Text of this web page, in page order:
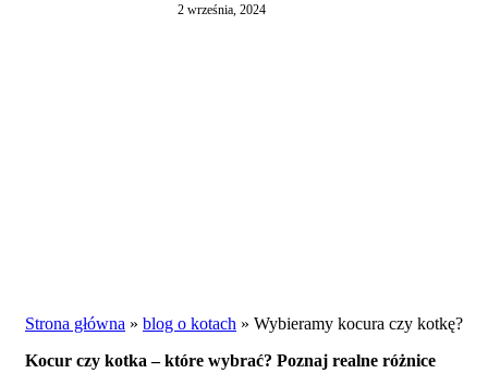
2 września, 2024
Strona główna » blog o kotach » Wybieramy kocura czy kotkę?
Kocur czy kotka – które wybrać? Poznaj realne różnice